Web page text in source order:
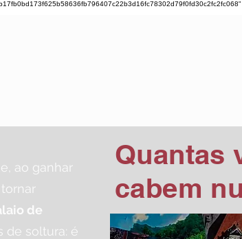
Quantas
cabem
ao ganhar
de
de soltura: é